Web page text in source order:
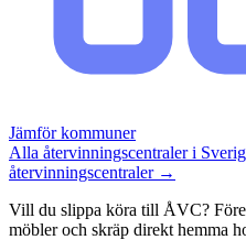
Jämför kommuner
Alla återvinningscentraler i
återvinningscentraler →
Vill du slippa köra till ÅVC?
möbler och skräp direkt hemma